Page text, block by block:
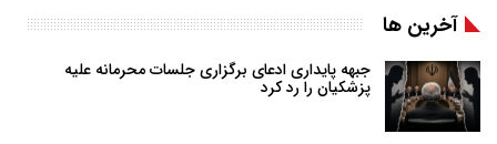
آخرین ها
جبهه پایداری ادعای برگزاری جلسات محرمانه علیه
پزشکیان را رد کرد